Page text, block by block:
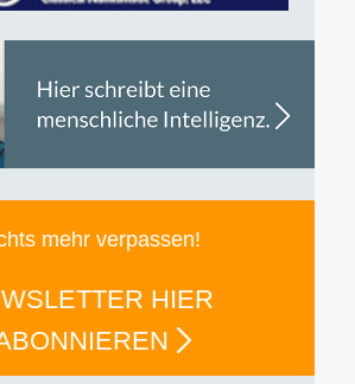
mehr verpassen!
HIER